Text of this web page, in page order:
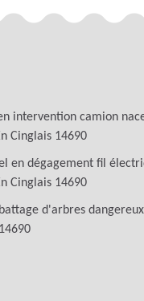
intervention camion
Cinglais 14690
en dégagement fil
Cinglais 14690
d'arbres